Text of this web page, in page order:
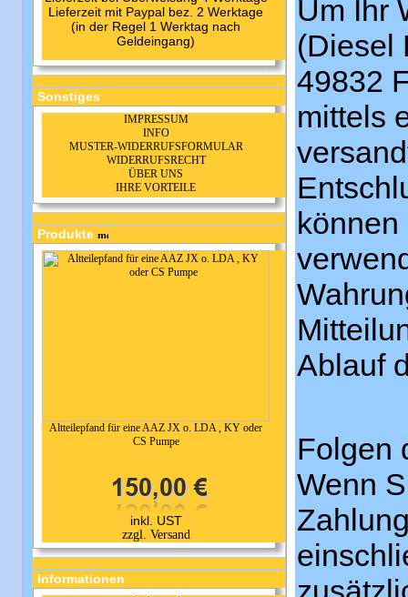
Lieferzeit mit Paypal bez. 2 Werktage
(in der Regel 1 Werktag nach
Geldeingang)
Sonstiges
IMPRESSUM
INFO
MUSTER-WIDERRUFSFORMULAR
WIDERRUFSRECHT
ÜBER UNS
IHRE VORTEILE
Produkte
Altteilepfand für eine AAZ JX o. LDA , KY oder
CS Pumpe
inkl. UST
zzgl. Versand
Informationen
Um Ihr
(Diesel
49832
mittels
Ablauf
Folgen
Wenn